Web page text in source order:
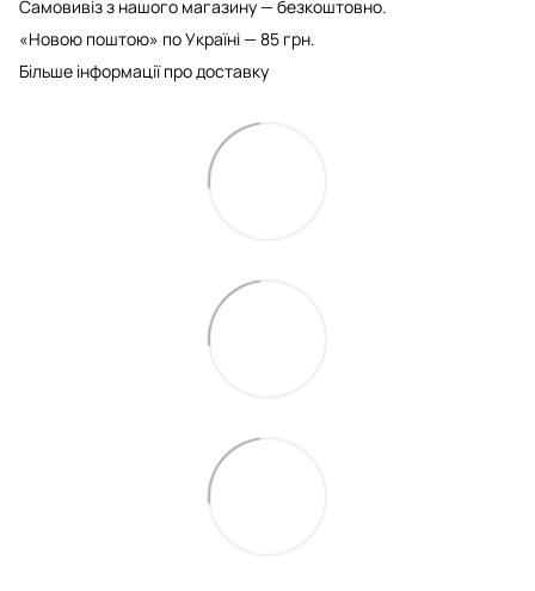
Самовивіз з нашого магазину — безкоштовно.
«Новою поштою» по Україні — 85 грн.
Більше інформації про доставку